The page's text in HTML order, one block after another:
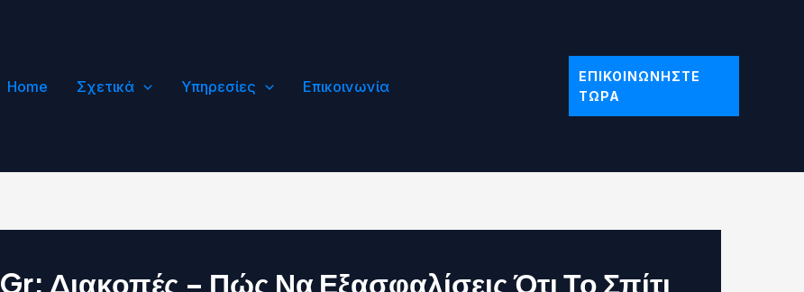
Home Σχετικά Υπηρεσίες Επικοινωνία
ΕΠΙΚΟΙΝΩΝΉΣΤΕ
ΤΏΡΑ
Διακοπές – Πώς Να Εξασφαλίσεις Ότι Το Σπίτι